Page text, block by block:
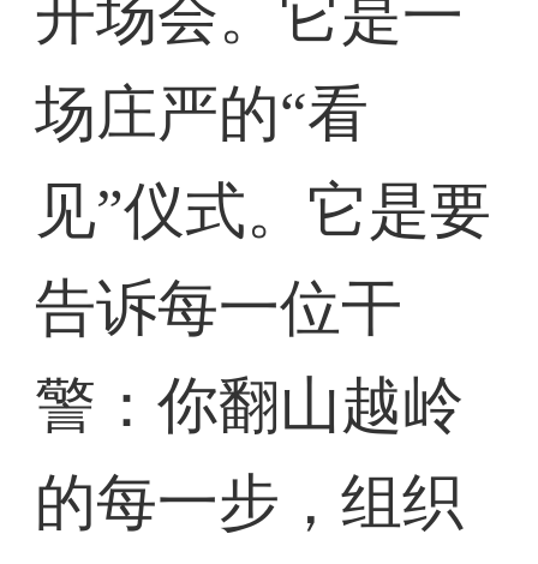
开场会。它是一
场庄严的“看
见”仪式。它是要
告诉每一位干
警：你翻山越岭
的每一步，组织